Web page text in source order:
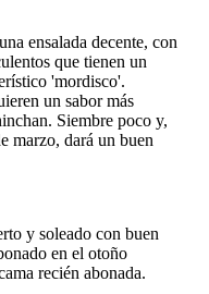
ensalada decente, con
que tienen un
'mordisco'.
un sabor más
Siembre poco y,
marzo, dará un buen
y soleado con buen
en el otoño
recién abonada.